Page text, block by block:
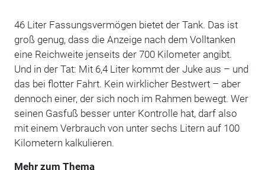
46 Liter Fassungsvermögen bietet der Tank. Das ist
groß genug, dass die Anzeige nach dem Volltanken
eine Reichweite jenseits der 700 Kilometer angibt.
Und in der Tat: Mit 6,4 Liter kommt der Juke aus – und
das bei flotter Fahrt. Kein wirklicher Bestwert – aber
dennoch einer, der sich noch im Rahmen bewegt. Wer
seinen Gasfuß besser unter Kontrolle hat, darf also
mit einem Verbrauch von unter sechs Litern auf 100
Kilometern kalkulieren.
Mehr zum Thema